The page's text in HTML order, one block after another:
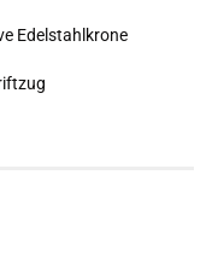
Edelstahlkrone